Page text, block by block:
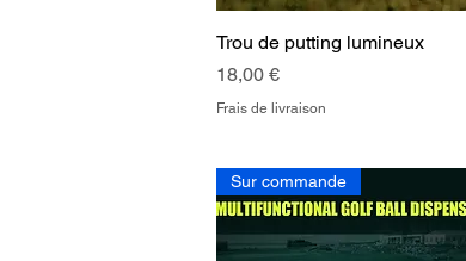
Aperçu rapide
Trou de putting lumineux
Prix
18,00 €
Frais de livraison
Sur commande